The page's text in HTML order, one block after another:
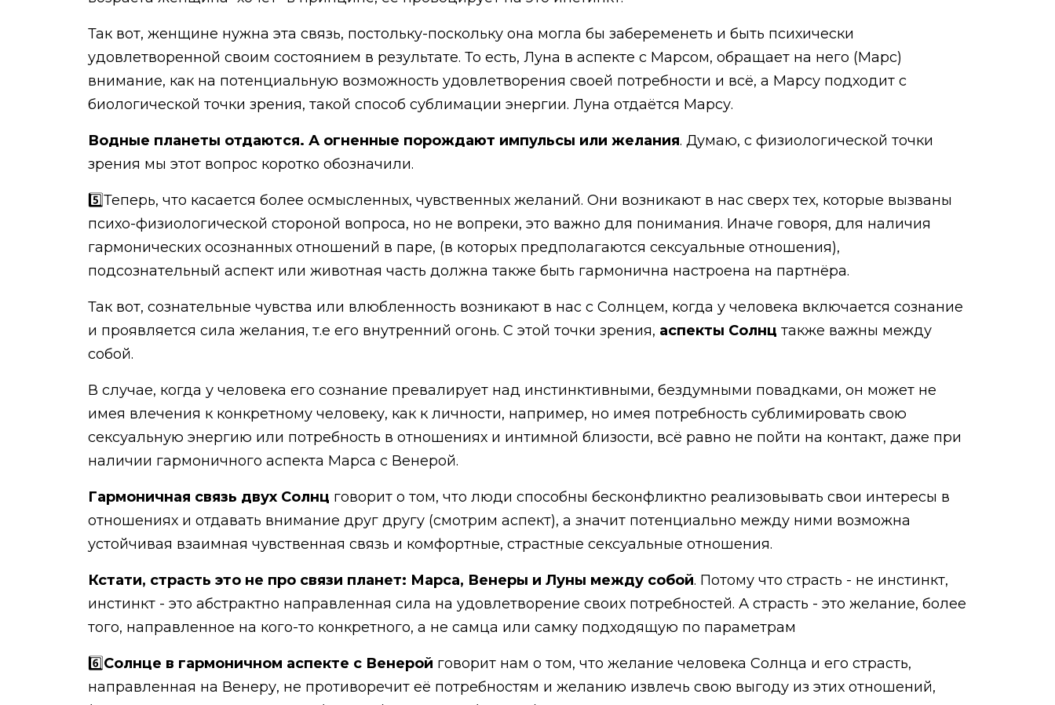
Так вот, женщине нужна эта связь, постольку-поскольку она могла бы забеременеть и быть психически
удовлетворенной своим состоянием в результате. То есть, Луна в аспекте с Марсом, обращает на него (Марс)
внимание, как на потенциальную возможность удовлетворения своей потребности и всё, а Марсу подходит с
биологической точки зрения, такой способ сублимации энергии. Луна отдаётся Марсу.
Водные планеты отдаются. А огненные порождают импульсы или желания. Думаю, с физиологической точки
зрения мы этот вопрос коротко обозначили.
5️⃣Теперь, что касается более осмысленных, чувственных желаний. Они возникают в нас сверх тех, которые вызваны
психо-физиологической стороной вопроса, но не вопреки, это важно для понимания. Иначе говоря, для наличия
гармонических осознанных отношений в паре, (в которых предполагаются сексуальные отношения),
подсознательный аспект или животная часть должна также быть гармонична настроена на партнёра.
Так вот, сознательные чувства или влюбленность возникают в нас с Солнцем, когда у человека включается сознание
и проявляется сила желания, т.е его внутренний огонь. С этой точки зрения, аспекты Солнц также важны между
собой.
В случае, когда у человека его сознание превалирует над инстинктивными, бездумными повадками, он может не
имея влечения к конкретному человеку, как к личности, например, но имея потребность сублимировать свою
сексуальную энергию или потребность в отношениях и интимной близости, всё равно не пойти на контакт, даже при
наличии гармоничного аспекта Марса с Венерой.
Гармоничная связь двух Солнц говорит о том, что люди способны бесконфликтно реализовывать свои интересы в
отношениях и отдавать внимание друг другу (смотрим аспект), а значит потенциально между ними возможна
устойчивая взаимная чувственная связь и комфортные, страстные сексуальные отношения.
Кстати, страсть это не про связи планет: Марса, Венеры и Луны между собой. Потому что страсть - не инстинкт,
инстинкт - это абстрактно направленная сила на удовлетворение своих потребностей. А страсть - это желание, более
того, направленное на кого-то конкретного, а не самца или самку подходящую по параметрам
6️⃣Солнце в гармоничном аспекте с Венерой говорит нам о том, что желание человека Солнца и его страсть,
направленная на Венеру, не противоречит её потребностям и желанию извлечь свою выгоду из этих отношений,